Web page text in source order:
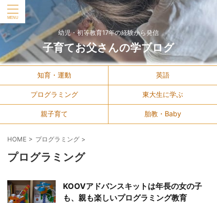
幼児・初等教育17年の経験から発信
子育てお父さんの学ブログ
知育・運動 英語
プログラミング 東大生に学ぶ
親子育て 胎教・Baby
HOME > プログラミング >
プログラミング
KOOVアドバンスキットは年長の女の子
も、親も楽しいプログラミング教育